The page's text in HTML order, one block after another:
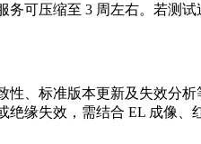
务可压缩至 3 周左右。若测
性、标准版本更新及失效分
缘失效，需结合 EL 成像、